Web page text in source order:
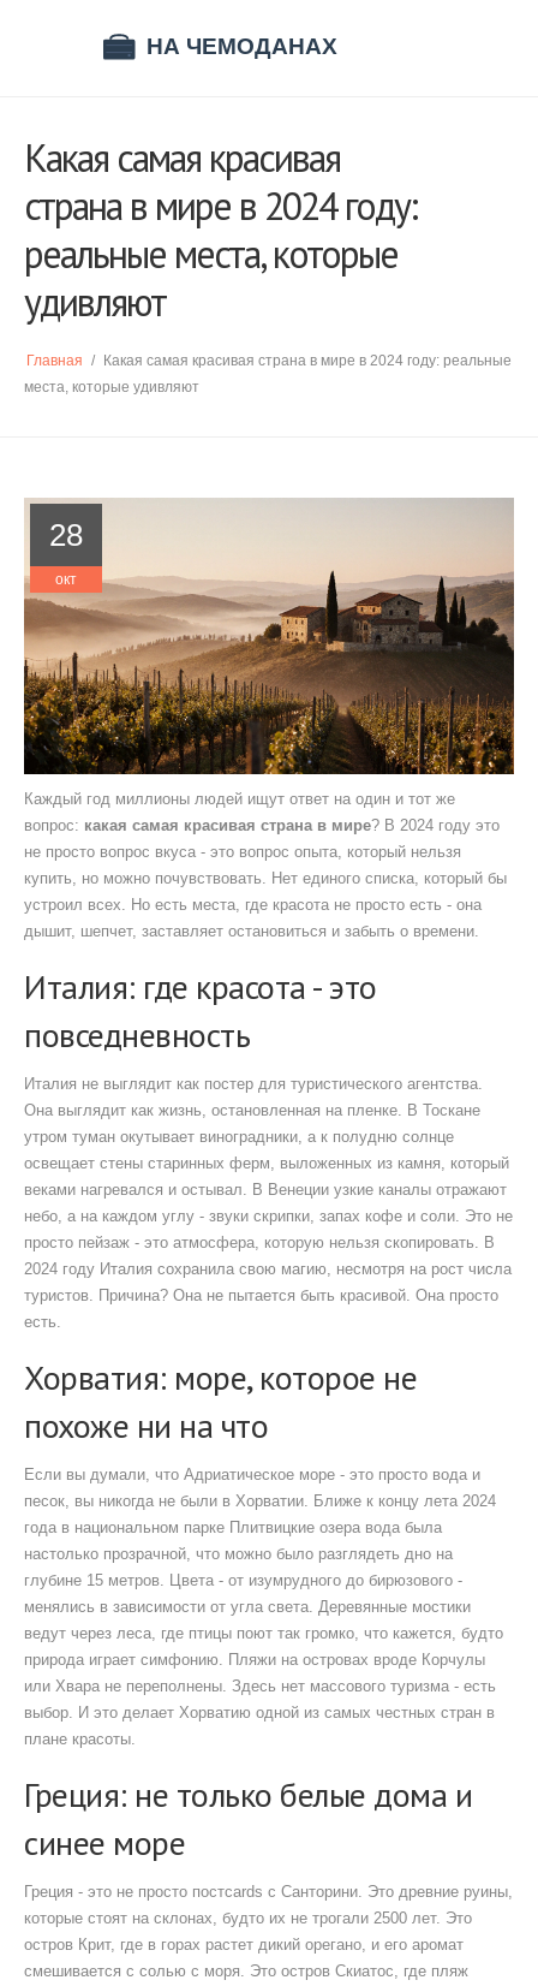
Какая самая красивая
страна в мире в 2024 году:
реальные места, которые
удивляют
Главная /
Какая самая красивая страна в мире в 2024 году: реальные
места, которые удивляют
28
окт
Каждый год миллионы людей ищут ответ на один и тот же
вопрос: какая самая красивая страна в мире? В 2024 году это
не просто вопрос вкуса - это вопрос опыта, который нельзя
купить, но можно почувствовать. Нет единого списка, который бы
устроил всех. Но есть места, где красота не просто есть - она
дышит, шепчет, заставляет остановиться и забыть о времени.
Италия: где красота - это
повседневность
Италия не выглядит как постер для туристического агентства.
Она выглядит как жизнь, остановленная на пленке. В Тоскане
утром туман окутывает виноградники, а к полудню солнце
освещает стены старинных ферм, выложенных из камня, который
веками нагревался и остывал. В Венеции узкие каналы отражают
небо, а на каждом углу - звуки скрипки, запах кофе и соли. Это не
просто пейзаж - это атмосфера, которую нельзя скопировать. В
2024 году Италия сохранила свою магию, несмотря на рост числа
туристов. Причина? Она не пытается быть красивой. Она просто
есть.
Хорватия: море, которое не
похоже ни на что
Если вы думали, что Адриатическое море - это просто вода и
песок, вы никогда не были в Хорватии. Ближе к концу лета 2024
года в национальном парке Плитвицкие озера вода была
настолько прозрачной, что можно было разглядеть дно на
глубине 15 метров. Цвета - от изумрудного до бирюзового -
менялись в зависимости от угла света. Деревянные мостики
ведут через леса, где птицы поют так громко, что кажется, будто
природа играет симфонию. Пляжи на островах вроде Корчулы
или Хвара не переполнены. Здесь нет массового туризма - есть
выбор. И это делает Хорватию одной из самых честных стран в
плане красоты.
Греция: не только белые дома и
синее море
Греция - это не просто постcards с Санторини. Это древние руины,
которые стоят на склонах, будто их не трогали 2500 лет. Это
остров Крит, где в горах растет дикий орегано, и его аромат
смешивается с солью с моря. Это остров Скиатос, где пляж